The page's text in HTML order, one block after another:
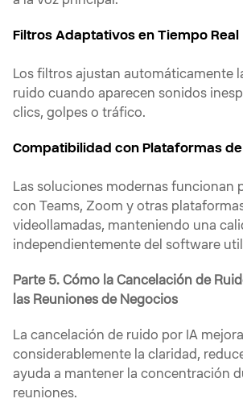
Filtros Adaptativos en Tiempo Real
Los filtros ajustan automáticamente
ruido cuando aparecen sonidos
clics, golpes o tráfico.
Compatibilidad con Plataformas
Las soluciones modernas funcionan
con Teams, Zoom y otras
videollamadas, manteniendo una
independientemente del software
Parte 5. Cómo la Cancelación de
las Reuniones de Negocios
La cancelación de ruido por IA mejora
considerablemente la claridad,
ayuda a mantener la concentración
reuniones.